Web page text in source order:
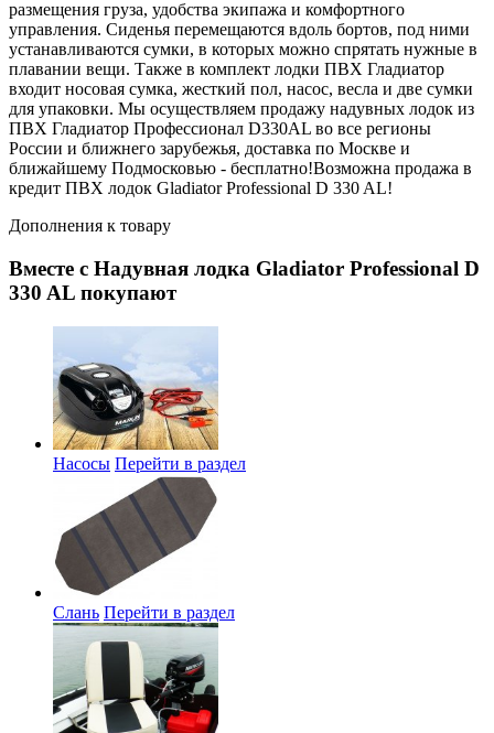
размещения груза, удобства экипажа и комфортного
управления. Сиденья перемещаются вдоль бортов, под ними
устанавливаются сумки, в которых можно спрятать нужные в
плавании вещи. Также в комплект лодки ПВХ Гладиатор
входит носовая сумка, жесткий пол, насос, весла и две сумки
для упаковки. Мы осуществляем продажу надувных лодок из
ПВХ Гладиатор Профессионал D330AL во все регионы
России и ближнего зарубежья, доставка по Москве и
ближайшему Подмосковью - бесплатно!Возможна продажа в
кредит ПВХ лодок Gladiator Professional D 330 AL!
Дополнения к товару
Вместе с Надувная лодка Gladiator Professional D
330 AL покупают
Насосы Перейти в раздел
Слань Перейти в раздел